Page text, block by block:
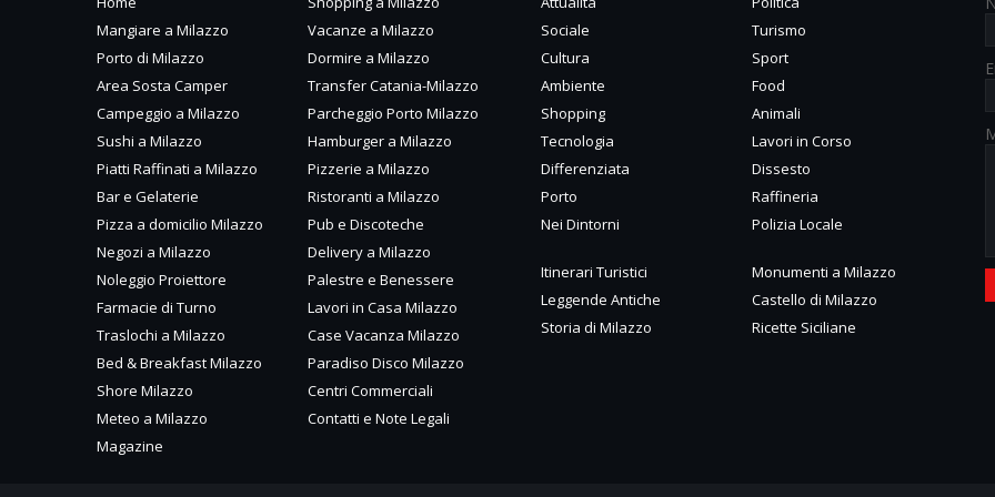
Mangiare a Milazzo
Vacanze a Milazzo
Porto di Milazzo
Dormire a Milazzo
Area Sosta Camper
Transfer Catania-Milazzo
Campeggio a Milazzo
Parcheggio Porto Milazzo
Sushi a Milazzo
Hamburger a Milazzo
Piatti Raffinati a Milazzo
Pizzerie a Milazzo
Bar e Gelaterie
Ristoranti a Milazzo
Pizza a domicilio Milazzo
Pub e Discoteche
Negozi a Milazzo
Delivery a Milazzo
Noleggio Proiettore
Palestre e Benessere
Farmacie di Turno
Lavori in Casa Milazzo
Traslochi a Milazzo
Case Vacanza Milazzo
Bed & Breakfast Milazzo
Paradiso Disco Milazzo
Shore Milazzo
Centri Commerciali
Meteo a Milazzo
Contatti e Note Legali
Magazine
Sociale
Turismo
Cultura
Sport
Ambiente
Food
Shopping
Animali
Tecnologia
Lavori in Corso
Differenziata
Dissesto
Porto
Raffineria
Nei Dintorni
Polizia Locale
Itinerari Turistici
Monumenti a Milazzo
Leggende Antiche
Castello di Milazzo
Storia di Milazzo
Ricette Siciliane